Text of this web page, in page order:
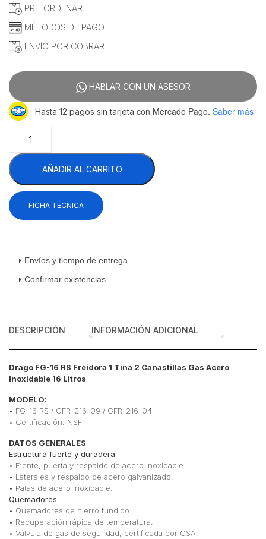
era:
PRE-ORDENAR
MÉTODOS DE PAGO
ENVÍO POR COBRAR
HABLAR CON UN ASESOR
Hasta 12 pagos sin tarjeta con Mercado Pago. Saber más
16
RS
Freidora
Tina
2
Acero
AÑADIR AL CARRITO
FICHA TÉCNICA
Envíos y tiempo de entrega
Confirmar existencias
DESCRIPCIÓN INFORMACIÓN ADICIONAL
Drago FG-16 RS Freidora 1 Tina 2 Canastillas Gas Acero
Inoxidable 16 Litros
MODELO:
• FG-16 RS / GFR-216-09 / GFR-216-04
• Certificación: NSF
DATOS GENERALES
Estructura fuerte y duradera
• Frente, puerta y respaldo de acero inoxidable
• Laterales y respaldo de acero galvanizado.
• Patas de acero inoxidable.
Quemadores:
• Quemadores de hierro fundido.
• Recuperación rápida de temperatura.
• Válvula de gas de seguridad, certificada por CSA.